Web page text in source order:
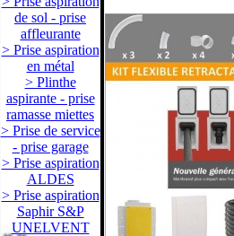
de sol - prise
affleurante
> Prise aspiration
en métal
> Plinthe
aspirante - prise
ramasse miettes
> Prise de service
- prise garage
> Prise aspiration
ALDES
> Prise aspiration
Saphir S&P
UNELVENT